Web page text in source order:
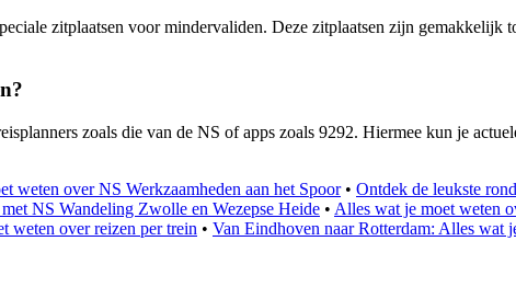
zitplaatsen voor mindervaliden. Deze zitplaatsen zijn gemakkelijk
zoals die van de NS of apps zoals 9292. Hiermee kun je
weten over NS Werkzaamheden aan het Spoor• Ontdek de leukste
NS Wandeling Zwolle en Wezepse Heide • Alles wat je moet weten
weten over reizen per trein • Van Eindhoven naar Rotterdam: Alles wat